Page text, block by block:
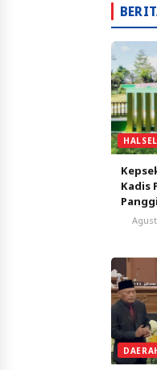
HALSEL
Kadis